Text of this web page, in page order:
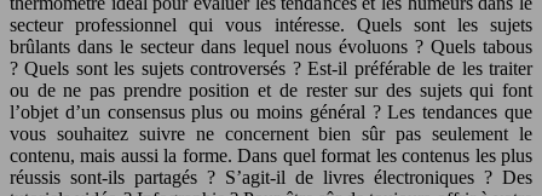
secteur professionnel qui vous intéresse. Quels sont les sujets
brûlants dans le secteur dans lequel nous évoluons ? Quels tabous
? Quels sont les sujets controversés ? Est-il préférable de les traiter
ou de ne pas prendre position et de rester sur des sujets qui font
l’objet d’un consensus plus ou moins général ? Les tendances que
vous souhaitez suivre ne concernent bien sûr pas seulement le
contenu, mais aussi la forme. Dans quel format les contenus les plus
réussis sont-ils partagés ? S’agit-il de livres électroniques ? Des